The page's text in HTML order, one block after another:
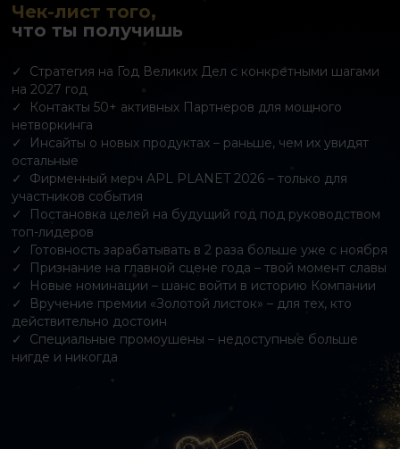
Чек-лист того,
что ты получишь
Стратегия на Год Великих Дел с конкретными шагами
на 2027 год
Контакты 50+ активных Партнеров для мощного
нетворкинга
Инсайты о новых продуктах – раньше, чем их увидят
остальные
Фирменный мерч APL PLANET 2026 – только для
участников события
Постановка целей на будущий год под руководством
топ-лидеров
Готовность зарабатывать в 2 раза больше уже с ноября
Признание на главной сцене года – твой момент славы
Новые номинации – шанс войти в историю Компании
Вручение премии «Золотой листок» – для тех, кто
действительно достоин
Специальные промоушены – недоступные больше
нигде и никогда